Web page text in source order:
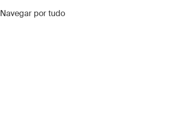
Navegar por tudo